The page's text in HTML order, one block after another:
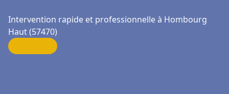
Intervention rapide et professionnelle à Hombourg
Haut (57470)